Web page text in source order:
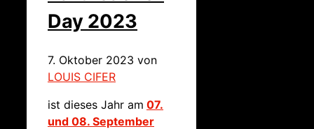
Day 2023
7. Oktober 2023 von
LOUIS CIFER
ist dieses Jahr am 07.
und 08. September